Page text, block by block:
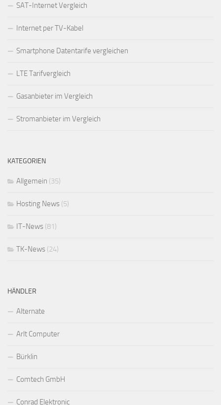
SAT-Internet Vergleich
Internet per TV-Kabel
Smartphone Datentarife vergleichen
LTE Tarifvergleich
Gasanbieter im Vergleich
Stromanbieter im Vergleich
KATEGORIEN
Allgemein (35)
Hosting News (5)
IT-News (81)
TK-News (24)
HÄNDLER
Alternate
Arlt Computer
Bürklin
Comtech GmbH
Conrad Elektronic